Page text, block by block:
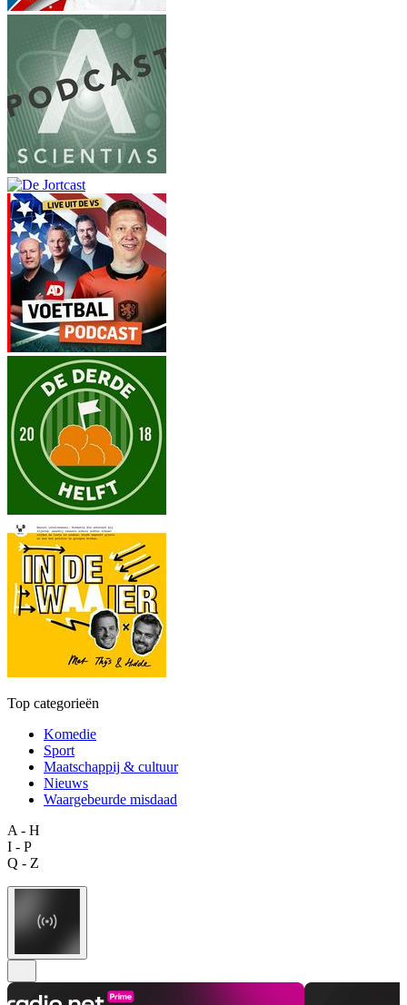
Top categorieën
Komedie
Sport
Maatschappij & cultuur
Nieuws
Waargebeurde misdaad
A - H
I - P
Q - Z